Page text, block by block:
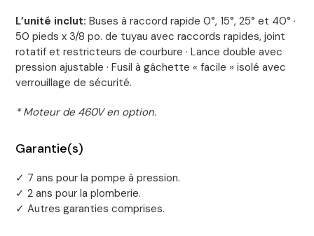
L’unité inclut: Buses à raccord rapide 0°, 15­°, 25° et 40° ·
50 pieds x 3/8 po. de tuyau avec raccords rapides, joint
rotatif et restricteurs de courbure · Lance double avec
pression ajustable · Fusil à gâchette « facile » isolé avec
verrouillage de sécurité.
* Moteur de 460V en option.
Garantie(s)
✓ 7 ans pour la pompe à pression.
✓ 2 ans pour la plomberie.
✓ Autres garanties comprises.